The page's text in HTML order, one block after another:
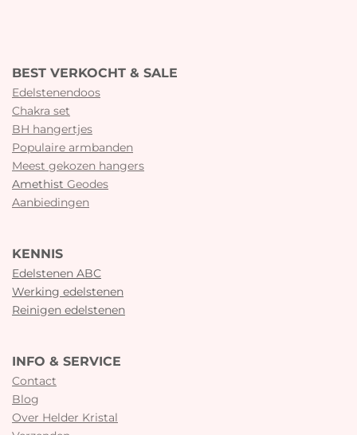
BEST VERKOCHT & SALE
Edelstenendoos
Chakra set
BH hangertjes
Populaire armbanden
Meest gekozen hangers
Amethist Geodes
Aanbiedingen
KENNIS
Edelstenen ABC
Werking edelstenen
Reinigen edelstenen
INFO & SERVICE
Contact
Blog
Over Helder Kristal